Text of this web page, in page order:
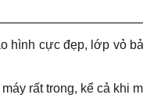
hình cực đẹp, lớp vỏ
rất trong, kể cả khi